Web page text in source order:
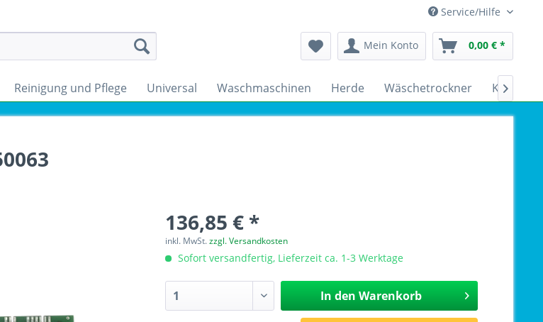
Service/Hilfe
Mein Konto 0,00 € *
Reinigung und Pflege Universal Waschmaschinen Herde Wäschetrockner 
136,85 € *
inkl. MwSt.zzgl. Versandkosten
Sofort versandfertig, Lieferzeit ca. 1-3 Werktage
In den Warenkorb